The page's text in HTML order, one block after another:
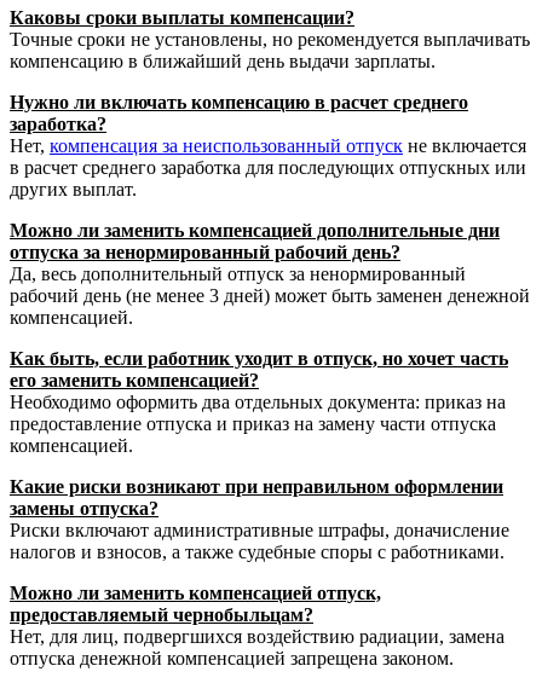
Каковы сроки выплаты компенсации?
Точные сроки не установлены, но рекомендуется выплачивать
компенсацию в ближайший день выдачи зарплаты.
Нужно ли включать компенсацию в расчет среднего
заработка?
Нет, компенсация за неиспользованный отпуск не включается
в расчет среднего заработка для последующих отпускных или
других выплат.
Можно ли заменить компенсацией дополнительные дни
отпуска за ненормированный рабочий день?
Да, весь дополнительный отпуск за ненормированный
рабочий день (не менее 3 дней) может быть заменен денежной
компенсацией.
Как быть, если работник уходит в отпуск, но хочет часть
его заменить компенсацией?
Необходимо оформить два отдельных документа: приказ на
предоставление отпуска и приказ на замену части отпуска
компенсацией.
Какие риски возникают при неправильном оформлении
замены отпуска?
Риски включают административные штрафы, доначисление
налогов и взносов, а также судебные споры с работниками.
Можно ли заменить компенсацией отпуск,
предоставляемый чернобыльцам?
Нет, для лиц, подвергшихся воздействию радиации, замена
отпуска денежной компенсацией запрещена законом.